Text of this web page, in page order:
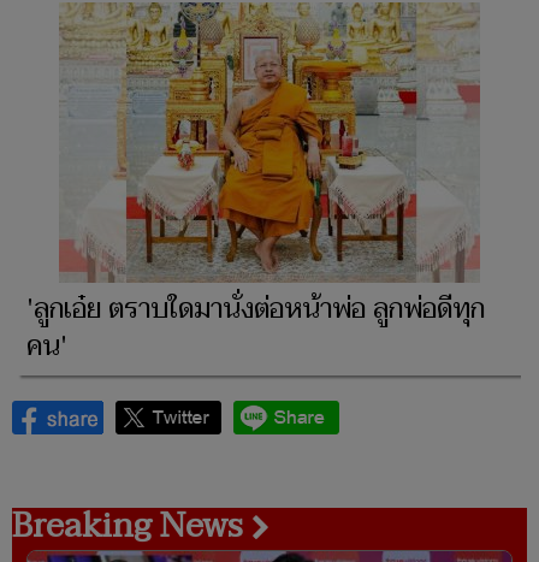
'ลูกเอ๋ย ตราบใดมานั่งต่อหน้าพ่อ ลูกพ่อดีทุก
คน'
Breaking News